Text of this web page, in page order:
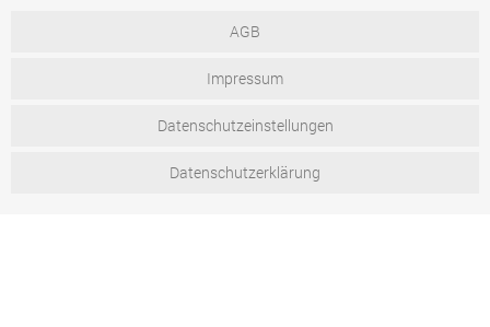
AGB
Impressum
Datenschutzeinstellungen
Datenschutzerklärung